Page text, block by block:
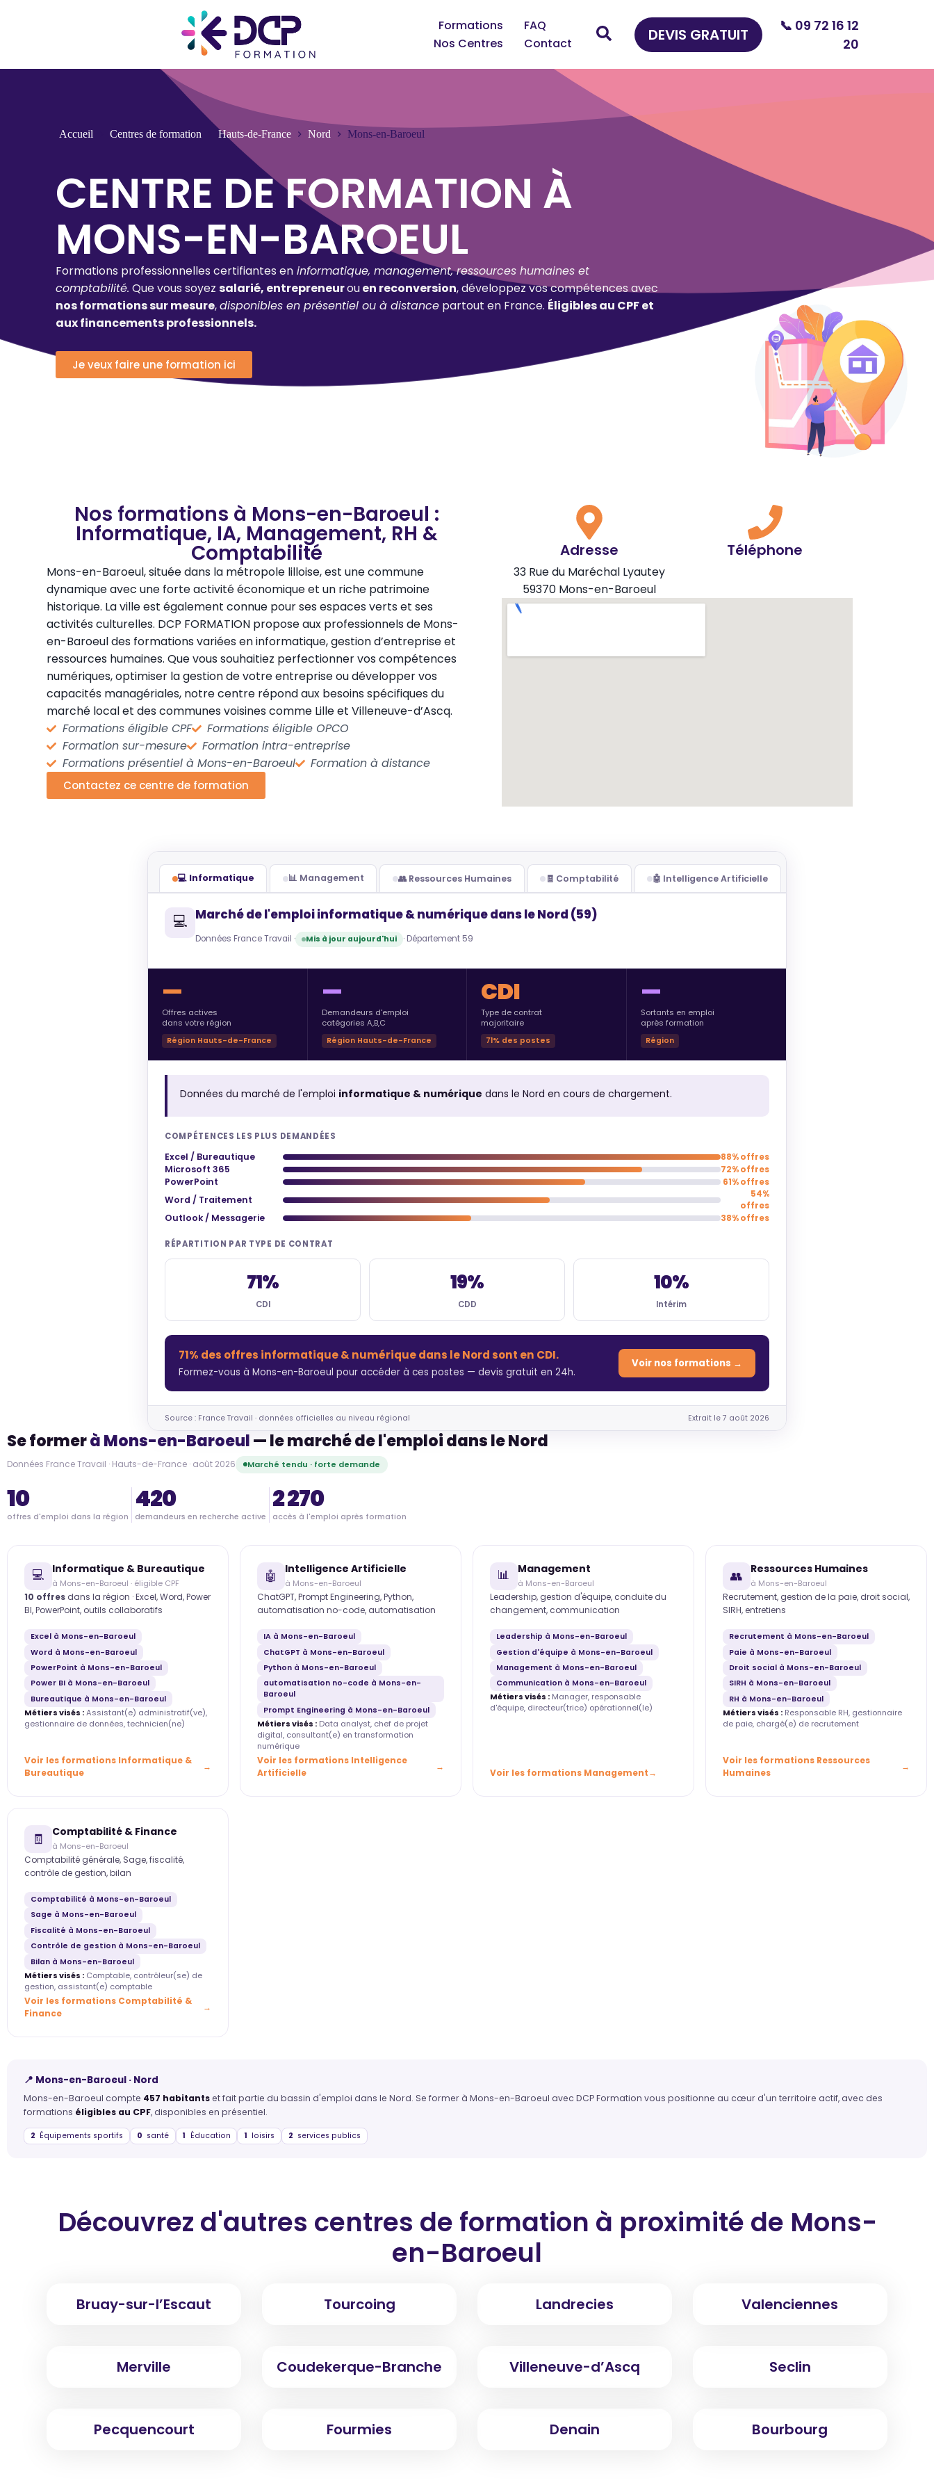
Formations
FAQ
Nos Centres
Contact DEVIS GRATUIT
📞 09 72 16 12
20
Accueil Centres de formation Hauts-de-France Nord Mons-en-Baroeul
CENTRE DE FORMATION À
MONS-EN-BAROEUL
Formations professionnelles certifiantes en informatique, management, ressources humaines et
comptabilité. Que vous soyez salarié, entrepreneurouen reconversion, développez vos compétences avec
nos formations sur mesure,disponibles en présentiel ou à distance partout en France. Éligibles au CPF et
aux financements professionnels.
Je veux faire une formation ici
Nos formations à Mons-en-Baroeul :
Informatique, IA, Management, RH &
Comptabilité
Mons-en-Baroeul, située dans la métropole lilloise, est une commune
dynamique avec une forte activité économique et un riche patrimoine
historique. La ville est également connue pour ses espaces verts et ses
activités culturelles. DCP FORMATION propose aux professionnels de Mons-
en-Baroeul des formations variées en informatique, gestion d’entreprise et
ressources humaines. Que vous souhaitiez perfectionner vos compétences
numériques, optimiser la gestion de votre entreprise ou développer vos
capacités managériales, notre centre répond aux besoins spécifiques du
marché local et des communes voisines comme Lille et Villeneuve-d’Ascq.
Formations éligible CPF
Formations éligible OPCO
Formation sur-mesure
Formation intra-entreprise
Formations présentiel à Mons-en-Baroeul
Formation à distance
Contactez ce centre de formation
Adresse
33 Rue du Maréchal Lyautey
59370 Mons-en-Baroeul
Téléphone
💻 Informatique 📊 Management 👥 Ressources Humaines 🧾 Comptabilité 🤖 Intelligence Artificielle
💻 Marché de l'emploi informatique & numérique dans le Nord (59)
Données France Travail · Mis à jour aujourd'hui · Département 59
—
Offres actives
dans votre région
Région Hauts-de-France
—
Demandeurs d'emploi
catégories A,B,C
Région Hauts-de-France
CDI
Type de contrat
majoritaire
71% des postes
—
Sortants en emploi
après formation
Région
Données du marché de l'emploi informatique & numérique dans le Nord en cours de chargement.
COMPÉTENCES LES PLUS DEMANDÉES
Excel / Bureautique 88% offres
Microsoft 365 72% offres
PowerPoint 61% offres
Word / Traitement
54%
offres
Outlook / Messagerie 38% offres
RÉPARTITION PAR TYPE DE CONTRAT
71%
CDI
19%
CDD
10%
Intérim
71% des offres informatique & numérique dans le Nord sont en CDI.
Formez-vous à Mons-en-Baroeul pour accéder à ces postes — devis gratuit en 24h.
Voir nos formations →
Source : France Travail · données officielles au niveau régional Extrait le 7 août 2026
Se formerà Mons-en-Baroeul— le marché de l'emploi dans le Nord
Données France Travail · Hauts-de-France · août 2026 Marché tendu · forte demande
10
offres d'emploi dans la région
420
demandeurs en recherche active
2 270
accès à l'emploi après formation
💻 Informatique & Bureautique
à Mons-en-Baroeul · éligible CPF
10 offres dans la région · Excel, Word, Power
BI, PowerPoint, outils collaboratifs
Excel à Mons-en-Baroeul
Word à Mons-en-Baroeul
PowerPoint à Mons-en-Baroeul
Power BI à Mons-en-Baroeul
Bureautique à Mons-en-Baroeul
Métiers visés :Assistant(e) administratif(ve),
gestionnaire de données, technicien(ne)
Voir les formations Informatique &
Bureautique
🤖 Intelligence Artificielle
à Mons-en-Baroeul
ChatGPT, Prompt Engineering, Python,
automatisation no-code, automatisation
IA à Mons-en-Baroeul
ChatGPT à Mons-en-Baroeul
Python à Mons-en-Baroeul
automatisation no-code à Mons-en-
Baroeul
Prompt Engineering à Mons-en-Baroeul
Métiers visés : Data analyst, chef de projet
digital, consultant(e) en transformation
numérique
Voir les formations Intelligence
Artificielle
📊 Management
à Mons-en-Baroeul
Leadership, gestion d'équipe, conduite du
changement, communication
Leadership à Mons-en-Baroeul
Gestion d'équipe à Mons-en-Baroeul
Management à Mons-en-Baroeul
Communication à Mons-en-Baroeul
Métiers visés : Manager, responsable
d'équipe, directeur(trice) opérationnel(le)
Voir les formations Management
👥 Ressources Humaines
à Mons-en-Baroeul
Recrutement, gestion de la paie, droit social,
SIRH, entretiens
Recrutement à Mons-en-Baroeul
Paie à Mons-en-Baroeul
Droit social à Mons-en-Baroeul
SIRH à Mons-en-Baroeul
RH à Mons-en-Baroeul
Métiers visés : Responsable RH, gestionnaire
de paie, chargé(e) de recrutement
Voir les formations Ressources
Humaines
🧾 Comptabilité & Finance
à Mons-en-Baroeul
Comptabilité générale, Sage, fiscalité,
contrôle de gestion, bilan
Comptabilité à Mons-en-Baroeul
Sage à Mons-en-Baroeul
Fiscalité à Mons-en-Baroeul
Contrôle de gestion à Mons-en-Baroeul
Bilan à Mons-en-Baroeul
Métiers visés : Comptable, contrôleur(se) de
gestion, assistant(e) comptable
Voir les formations Comptabilité &
Finance
📍 Mons-en-Baroeul · Nord
Mons-en-Baroeul compte 457 habitantset fait partie du bassin d'emploi dans le Nord. Se former à Mons-en-Baroeul avec DCP Formation vous positionne au cœur d'un territoire actif, avec des
formations éligibles au CPF, disponibles en présentiel.
2 Équipements sportifs 0 santé 1 Éducation 1 loisirs 2 services publics
Découvrez d'autres centres de formation à proximité de Mons-
en-Baroeul
Bruay-sur-l’Escaut Tourcoing Landrecies Valenciennes
Merville Coudekerque-Branche Villeneuve-d’Ascq Seclin
Pecquencourt Fourmies Denain Bourbourg